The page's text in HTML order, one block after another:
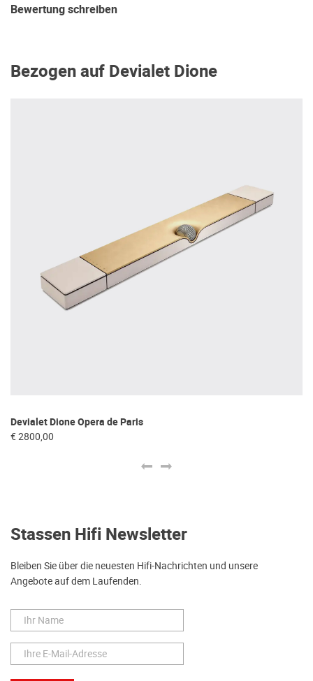
Bewertung schreiben
Bezogen auf Devialet Dione
Devialet Dione Opera de Paris
€ 2800,00
Stassen Hifi Newsletter
Bleiben Sie über die neuesten Hifi-Nachrichten und unsere
Angebote auf dem Laufenden.